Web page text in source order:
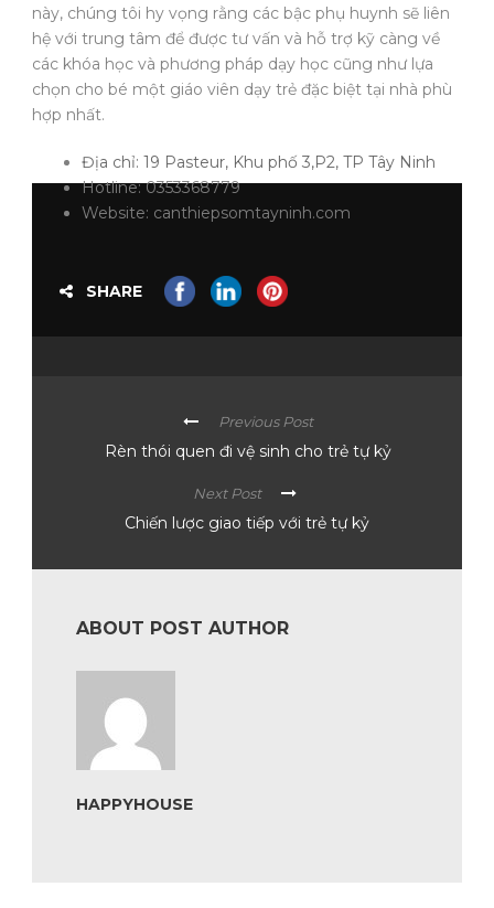
này, chúng tôi hy vọng rằng các bậc phụ huynh sẽ liên
hệ với trung tâm để được tư vấn và hỗ trợ kỹ càng về
các khóa học và phương pháp dạy học cũng như lựa
chọn cho bé một giáo viên dạy trẻ đặc biệt tại nhà phù
hợp nhất.
Địa chỉ: 19 Pasteur, Khu phố 3,P2, TP Tây Ninh
Hotline: 0353368779
Website: canthiepsomtayninh.com
SHARE
Previous Post
Rèn thói quen đi vệ sinh cho trẻ tự kỷ
Next Post
Chiến lược giao tiếp với trẻ tự kỷ
ABOUT POST AUTHOR
HAPPYHOUSE